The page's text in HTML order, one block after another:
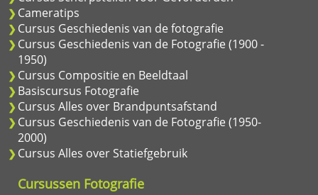
Cameratips
Cursus Geschiedenis van de fotografie
Cursus Geschiedenis van de Fotografie (1900 -
1950)
Cursus Compositie en Beeldtaal
Basiscursus Fotografie
Cursus Alles over Brandpuntsafstand
Cursus Geschiedenis van de Fotografie (1950-
2000)
Cursus Alles over Statiefgebruik
Cursussen Fotografie